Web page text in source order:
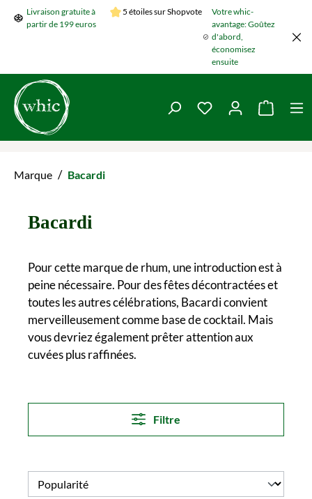
Passer au contenu principal
Livraison gratuite à
partir de 199 euros
5 étoiles sur Shopvote
Votre whic-
avantage: Goûtez
d'abord,
économisez
ensuite
Vous avez 0Le
Marque / Bacardi
Bacardi
Pour cette marque de rhum, une introduction est à
peine nécessaire. Pour des fêtes décontractées et
toutes les autres célébrations, Bacardi convient
merveilleusement comme base de cocktail. Mais
vous devriez également prêter attention aux
cuvées plus raffinées.
Filtre